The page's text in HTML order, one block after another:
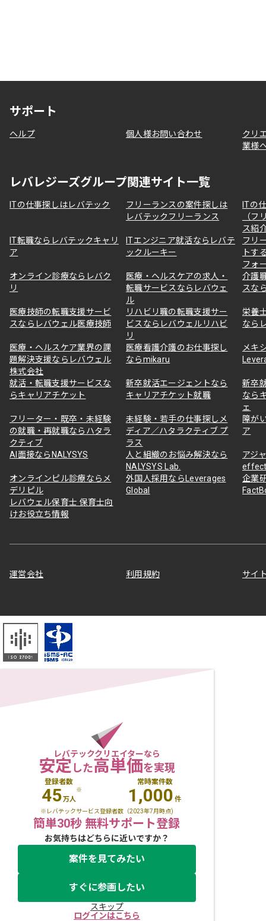
サポート
ヘルプ 個人様お問い合わせ
クリ
業様
レバレジーズグループ関連サイト一覧
ITの仕事探しはレバテック
フリーランスの案件探しは
レバテックフリーランス
ITの
（フ
ス紹
IT転職ならレバテックキャリ
ア
ITエンジニア就活ならレバテ
ックルーキー
フリ
トす
フォ
オンライン診療ならレバク
リ
医療・ヘルスケアの求人・
転職サービスならレバウェ
ル
介護
スな
医療技師の転職支援サービ
スならレバウェル医療技師
リハビリ職の転職支援サー
ビスならレバウェルリハビ
リ
栄養
なら
医療・ヘルスケア業界の課
題解決支援ならレバウェル
株式会社
医療看護介護のお仕事探し
ならmikaru
メキ
就活・転職支援サービスな
らキャリアチケット
新卒就活エージェントなら
キャリアチケット就職
新卒
なら
ェ
フリーター・既卒・未経験
の就職・再就職ならハタラ
クティブ
未経験・若手の仕事探しメ
ディア／ハタラクティブ プ
ラス
障が
ア
AI面接ならNALYSYS
人と組織のお悩み解決なら
NALYSYS Lab.
アジ
オンラインピル診療ならメ
デリピル
外国人採用ならLeverages
Global
企業
レバウェル保育士 保育士向
けお役立ち情報
運営会社 利用規約 サイ
レバテッククリエイターなら
安定した高単価を実現
登録者数
45万人
※
常時案件数
1,000 件
※レバテックサービス登録者数（2023年7月時点)
簡単30秒 無料サポート登録
お気持ちはどちらに近いですか？
案件を見てみたい
すぐに参画したい
スキップ
ログインはこちら